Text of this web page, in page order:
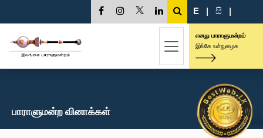
E | සි |
எனது பாராளுமன்றம்
இங்கே உள்நுழைக
பாராளுமன்ற வினாக்கள்